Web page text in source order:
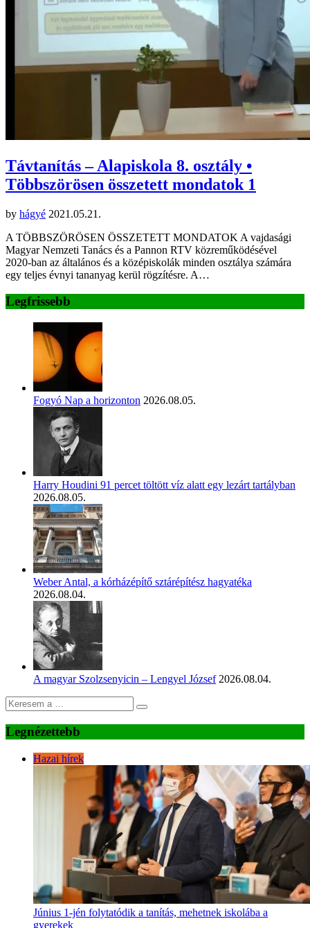
Távtanítás – Alapiskola 8. osztály •
Többszörösen összetett mondatok 1
by hágyé 2021.05.21.
A TÖBBSZÖRÖSEN ÖSSZETETT MONDATOK A vajdasági
Magyar Nemzeti Tanács és a Pannon RTV közreműködésével
2020-ban az általános és a középiskolák minden osztálya számára
egy teljes évnyi tananyag kerül rögzítésre. A…
Legfrissebb
Fogyó Nap a horizonton 2026.08.05.
Harry Houdini 91 percet töltött víz alatt egy lezárt tartályban
2026.08.05.
Weber Antal, a kórházépítő sztárépítész hagyatéka
2026.08.04.
A magyar Szolzsenyicin – Lengyel József 2026.08.04.
Legnézettebb
Hazai hírek
Június 1-jén folytatódik a tanítás, mehetnek iskolába a
gyerekek